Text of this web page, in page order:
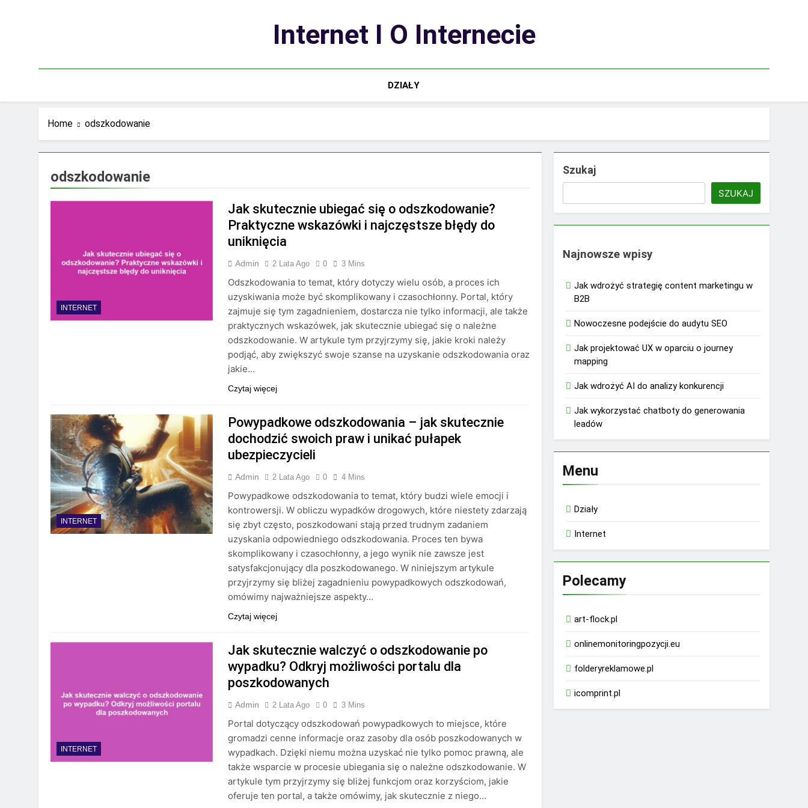
Internet I O Internecie
DZIAŁY
Home odszkodowanie
odszkodowanie
INTERNET
Jak skutecznie ubiegać się o odszkodowanie?
Praktyczne wskazówki i najczęstsze błędy do
uniknięcia
Admin 2 Lata Ago 0 3 Mins
Odszkodowania to temat, który dotyczy wielu osób, a proces ich
uzyskiwania może być skomplikowany i czasochłonny. Portal, który
zajmuje się tym zagadnieniem, dostarcza nie tylko informacji, ale także
praktycznych wskazówek, jak skutecznie ubiegać się o należne
odszkodowanie. W artykule tym przyjrzymy się, jakie kroki należy
podjąć, aby zwiększyć swoje szanse na uzyskanie odszkodowania oraz
jakie…
Czytaj więcej
INTERNET
Powypadkowe odszkodowania – jak skutecznie
dochodzić swoich praw i unikać pułapek
ubezpieczycieli
Admin 2 Lata Ago 0 4 Mins
Powypadkowe odszkodowania to temat, który budzi wiele emocji i
kontrowersji. W obliczu wypadków drogowych, które niestety zdarzają
się zbyt często, poszkodowani stają przed trudnym zadaniem
uzyskania odpowiedniego odszkodowania. Proces ten bywa
skomplikowany i czasochłonny, a jego wynik nie zawsze jest
satysfakcjonujący dla poszkodowanego. W niniejszym artykule
przyjrzymy się bliżej zagadnieniu powypadkowych odszkodowań,
omówimy najważniejsze aspekty…
Czytaj więcej
INTERNET
Jak skutecznie walczyć o odszkodowanie po
wypadku? Odkryj możliwości portalu dla
poszkodowanych
Admin 2 Lata Ago 0 3 Mins
Portal dotyczący odszkodowań powypadkowych to miejsce, które
gromadzi cenne informacje oraz zasoby dla osób poszkodowanych w
wypadkach. Dzięki niemu można uzyskać nie tylko pomoc prawną, ale
także wsparcie w procesie ubiegania się o należne odszkodowanie. W
artykule tym przyjrzymy się bliżej funkcjom oraz korzyściom, jakie
oferuje ten portal, a także omówimy, jak skutecznie z niego…
Szukaj
SZUKAJ
Najnowsze wpisy
Jak wdrożyć strategię content marketingu w
B2B
Nowoczesne podejście do audytu SEO
Jak projektować UX w oparciu o journey
mapping
Jak wdrożyć AI do analizy konkurencji
Jak wykorzystać chatboty do generowania
leadów
Menu
Działy
Internet
Polecamy
art-flock.pl
onlinemonitoringpozycji.eu
folderyreklamowe.pl
icomprint.pl